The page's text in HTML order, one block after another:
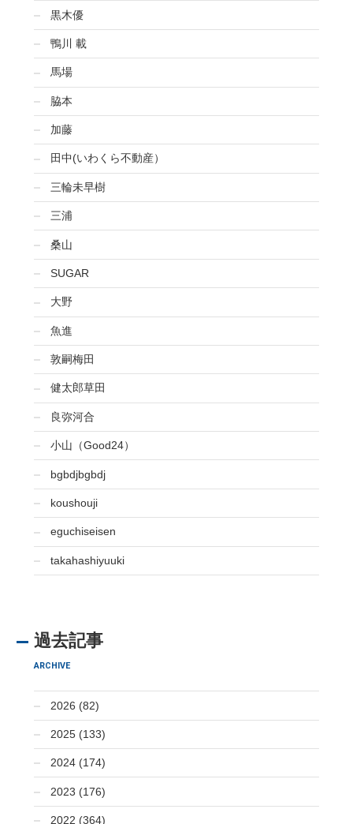
黒木優
鴨川 載
馬場
脇本
加藤
田中(いわくら不動産）
三輪未早樹
三浦
桑山
SUGAR
大野
魚進
敦嗣梅田
健太郎草田
良弥河合
小山（Good24）
bgbdjbgbdj
koushouji
eguchiseisen
takahashiyuuki
過去記事
ARCHIVE
2026 (82)
2025 (133)
2024 (174)
2023 (176)
2022 (364)